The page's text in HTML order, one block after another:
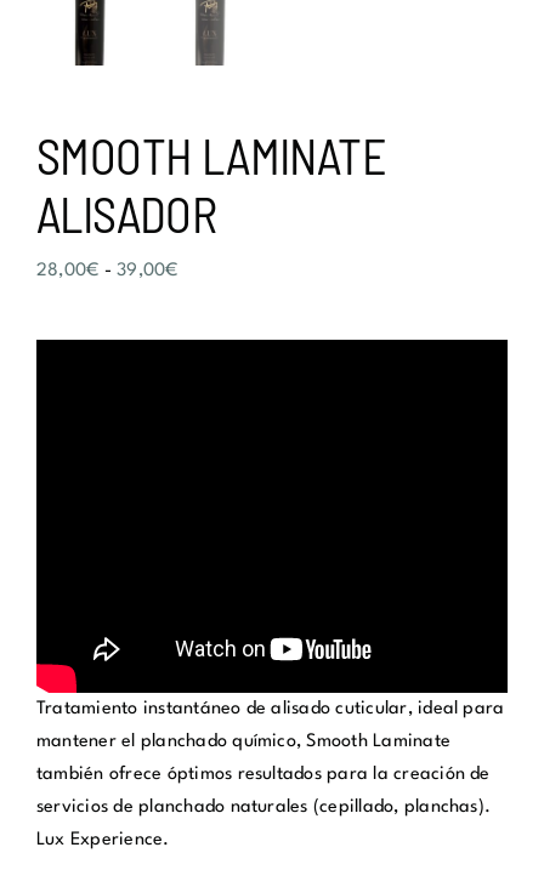
SMOOTH LAMINATE
ALISADOR
28,00€ - 39,00€Rango
Tratamiento instantáneo de alisado cuticular, ideal para
mantener el planchado químico, Smooth Laminate
también ofrece óptimos resultados para la creación de
servicios de planchado naturales (cepillado, planchas).
Lux Experience.